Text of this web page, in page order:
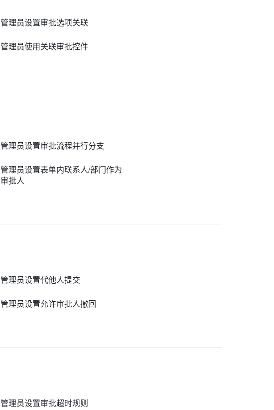
管理员设置审批选项关联
管理员使用关联审批控件
管理员设置审批流程并行分支
管理员设置表单内联系人/部门作为
审批人
管理员设置代他人提交
管理员设置允许审批人撤回
管理员设置审批超时规则